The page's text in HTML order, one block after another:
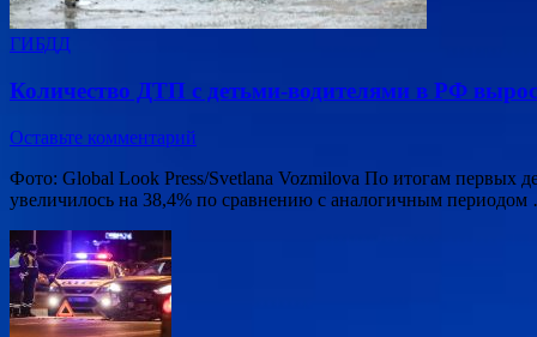
ГИБДД
Количество ДТП с детьми-водителями в РФ
Оставьте комментарий
Фото: Global Look Press/Svetlana Vozmilova По итогам первых
увеличилось на 38,4% по сравнению с аналогичным